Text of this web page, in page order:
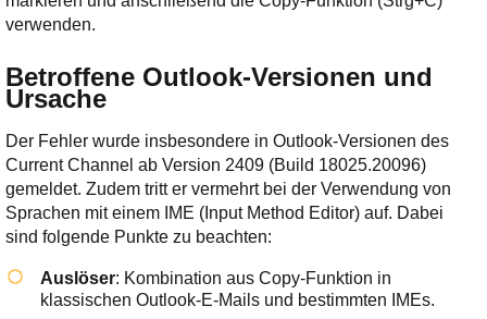
verwenden.
Betroffene Outlook-Versionen und
Ursache
Der Fehler wurde insbesondere in Outlook-Versionen des
Current Channel ab Version 2409 (Build 18025.20096)
gemeldet. Zudem tritt er vermehrt bei der Verwendung von
Sprachen mit einem IME (Input Method Editor) auf. Dabei
sind folgende Punkte zu beachten:
Auslöser: Kombination aus Copy-Funktion in
klassischen Outlook-E-Mails und bestimmten IMEs.